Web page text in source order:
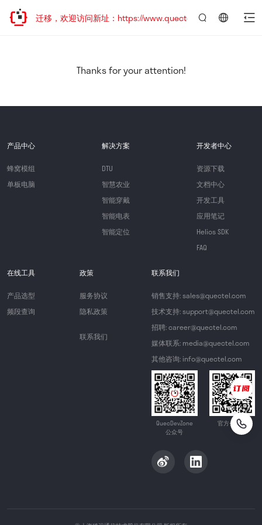
地址已迁移，欢迎访问新址：https://www.quectel.com.cn
Thanks for your attention!
产品中心
蜂窝模组
单板电脑
解决方案
DTU
智慧农业
智能穿戴
智能电表
智能定位
开发者中心
资源下载
文档中心
开发工具
应用笔记
Helios SDK
FAQ
在线工具
产品选型
频段查询
政策
服务协议
隐私政策
联系我们
联系我们
销售支持: sales@quectel.com
技术支持: support@quectel.com
招聘: career@quectel.com
媒体联系: media@quectel.com
其他咨询: info@quectel.com
QuecDevZone
公众号
官方公众号